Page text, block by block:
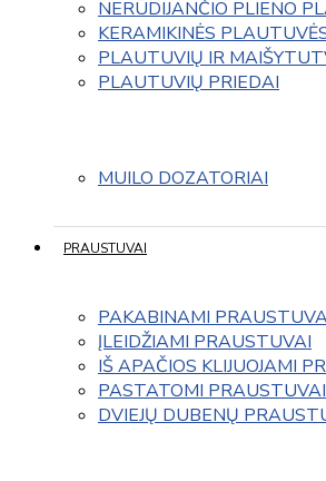
NERŪDIJANČIO PLIENO
KERAMIKINĖS
PLAUTUVIŲ IR
PLAUTUVIŲ PRIEDAI
MUILO DOZATORIAI
PRAUSTUVAI
PAKABINAMI
ĮLEIDŽIAMI PRAUSTUVAI
IŠ APAČIOS KLIJUOJAMI
PASTATOMI PRAUSTUVAI
DVIEJŲ DUBENŲ